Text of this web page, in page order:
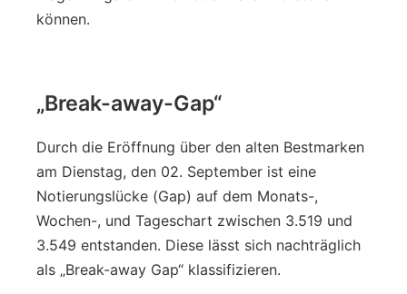
können.
„Break-away-Gap“
Durch die Eröffnung über den alten Bestmarken
am Dienstag, den 02. September ist eine
Notierungslücke (Gap) auf dem Monats-,
Wochen-, und Tageschart zwischen 3.519 und
3.549 entstanden. Diese lässt sich nachträglich
als „Break-away Gap“ klassifizieren.